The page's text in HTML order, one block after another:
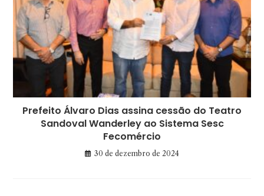
Prefeito Álvaro Dias assina cessão do Teatro
Sandoval Wanderley ao Sistema Sesc
Fecomércio
30 de dezembro de 2024